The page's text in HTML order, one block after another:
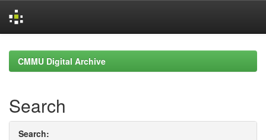
navigationCMMU Digital Archive
Search
Search: